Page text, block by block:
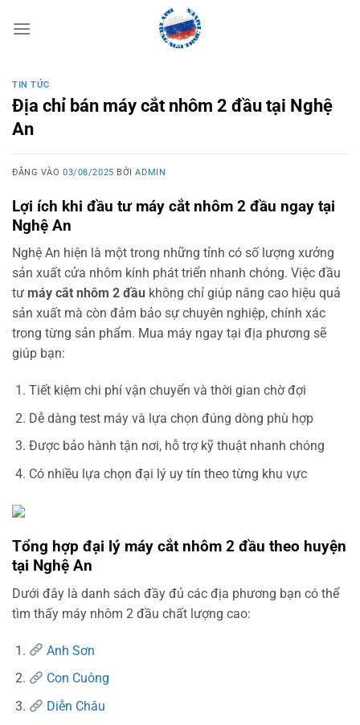
qua
TIN TỨC
Địa chỉ bán máy cắt nhôm 2 đầu tại Nghệ
An
ĐĂNG VÀO03/08/2025 BỞIADMIN
Lợi ích khi đầu tư máy cắt nhôm 2 đầu ngay tại
Nghệ An
Nghệ An hiện là một trong những tỉnh có số lượng xưởng
sản xuất cửa nhôm kính phát triển nhanh chóng. Việc đầu
tư máy cắt nhôm 2 đầu không chỉ giúp nâng cao hiệu quả
sản xuất mà còn đảm bảo sự chuyên nghiệp, chính xác
trong từng sản phẩm. Mua máy ngay tại địa phương sẽ
giúp bạn:
Tiết kiệm chi phí vận chuyển và thời gian chờ đợi
Dễ dàng test máy và lựa chọn đúng dòng phù hợp
Được bảo hành tận nơi, hỗ trợ kỹ thuật nhanh chóng
Có nhiều lựa chọn đại lý uy tín theo từng khu vực
Tổng hợp đại lý máy cắt nhôm 2 đầu theo huyện
tại Nghệ An
Dưới đây là danh sách đầy đủ các địa phương bạn có thể
tìm thấy máy nhôm 2 đầu chất lượng cao:
Anh Sơn
Con Cuông
Diễn Châu